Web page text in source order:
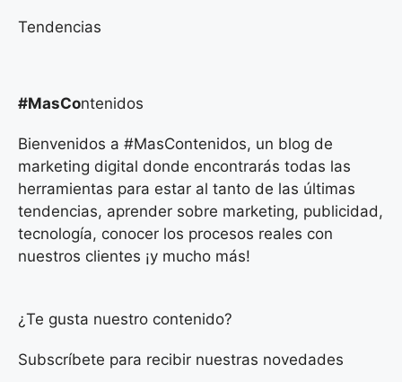
Tendencias
#MasContenidos
Bienvenidos a #MasContenidos, un blog de
marketing digital donde encontrarás todas las
herramientas para estar al tanto de las últimas
tendencias, aprender sobre marketing, publicidad,
tecnología, conocer los procesos reales con
nuestros clientes ¡y mucho más!
¿Te gusta nuestro contenido?
Subscríbete para recibir nuestras novedades